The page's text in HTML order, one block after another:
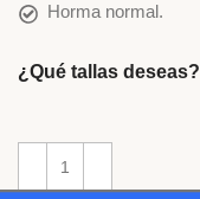
Horma normal.
¿Qué tallas deseas?